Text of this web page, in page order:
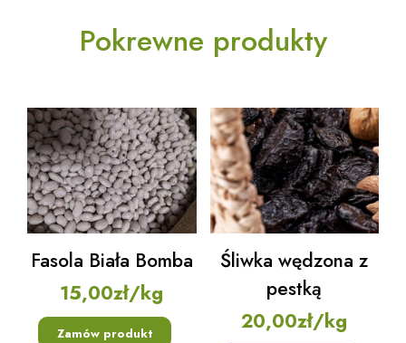
Pokrewne produkty
Fasola Biała Bomba
15,00zł/kg
Zamów produkt
Śliwka wędzona z
pestką
20,00zł/kg